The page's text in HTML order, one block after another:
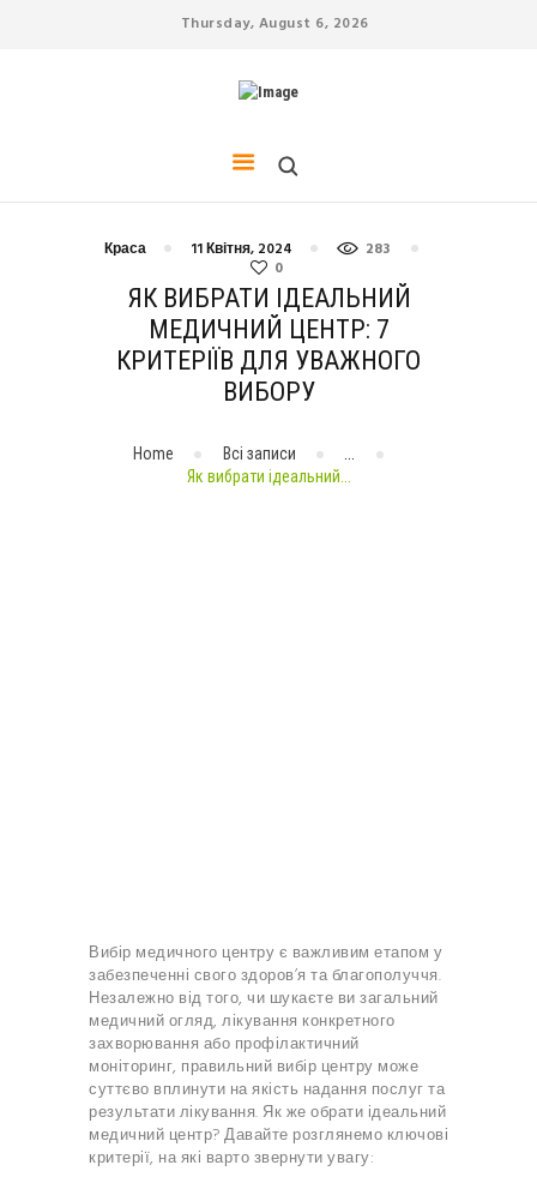
Thursday, August 6, 2026
Краса 11 Квітня, 2024
283
0
ЯК ВИБРАТИ ІДЕАЛЬНИЙ
МЕДИЧНИЙ ЦЕНТР: 7
КРИТЕРІЇВ ДЛЯ УВАЖНОГО
ВИБОРУ
Home Всі записи
Як вибрати ідеальний...
СТРЕС
ЗДОРОВ’Я
ДОМАШНІ ТВАРИНИ
Вибір медичного центру є важливим етапом у
забезпеченні свого здоров’я та благополуччя.
Незалежно від того, чи шукаєте ви загальний
медичний огляд, лікування конкретного
захворювання або профілактичний
моніторинг, правильний вибір центру може
суттєво вплинути на якість надання послуг та
результати лікування. Як же обрати ідеальний
медичний центр? Давайте розглянемо ключові
критерії, на які варто звернути увагу: